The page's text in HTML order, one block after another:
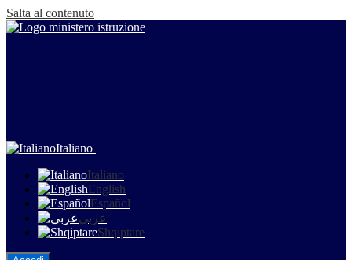
Salta al contenuto
Italiano
Italiano
English
Español
عربى
Shqiptare